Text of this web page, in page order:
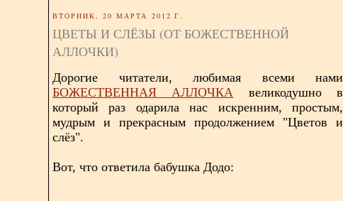
ВТОРНИК, 20 МАРТА 2012 Г.
ЦВЕТЫ И СЛЁЗЫ (ОТ БОЖЕСТВЕННОЙ
АЛЛОЧКИ)
Дорогие читатели, любимая всеми нами
БОЖЕСТВЕННАЯ АЛЛОЧКА
великодушно в
который раз одарила нас искренним, простым,
мудрым и прекрасным продолжением "Цветов и
слёз".
Вот, что ответила бабушка Додо: